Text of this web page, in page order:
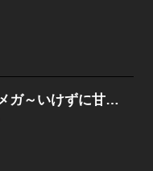
御曹司と契約オメガ～いけずに甘く噛まれたい～［ｃｏｍｉｃ ｔｉｎｔ］ 分冊版